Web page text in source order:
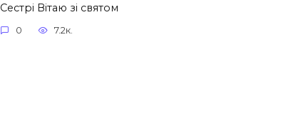
Сестрі Вітаю зі святом
0 7.2к.